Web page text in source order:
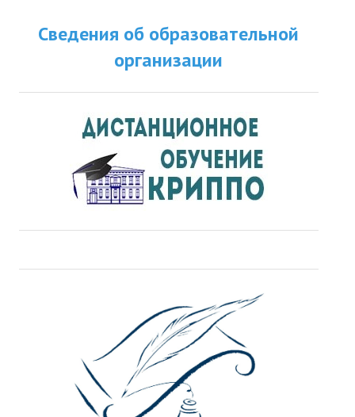
Сведения об образовательной
организации